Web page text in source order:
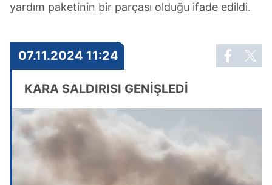
yardım paketinin bir parçası olduğu ifade edildi.
07.11.2024 11:24
KARA SALDIRISI GENİŞLEDİ